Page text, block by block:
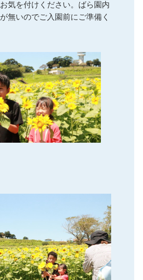
気を付けください。ばら園内
無いのでご入園前にご準備く